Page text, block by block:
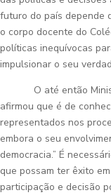
futuro do país depende
o corpo docente do
políticas inequívocas
impulsionar o seu
O até então Ministro
afirmou que é de
representados nos
embora o seu
democracia.” É
que possam ter êxito
participação e decisão